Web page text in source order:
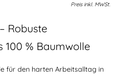
Preis inkl. MWSt.
Robuste
100 % Baumwolle
für den harten Arbeitsalltag in